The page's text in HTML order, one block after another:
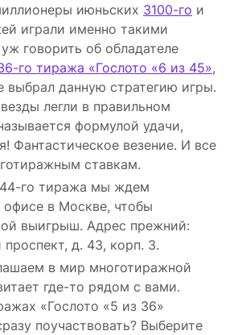
июньских 3100-го и
играли именно такими
говорить об обладателе
го тиража «Гослото «6 из 45»,
выбрал данную стратегию игры.
легли в правильном
формулой удачи,
Фантастическое везение. И все
ставкам.
го тиража мы ждем
офисе в Москве, чтобы
выигрыш. Адрес прежний:
проспект, д. 43, корп. 3.
в мир многотиражной
где-то рядом с вами.
«Гослото «5 из 36»
поучаствовать? Выберите